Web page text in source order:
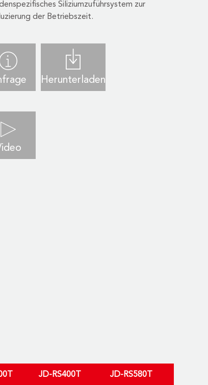
Siliziumzuführsystem zur
der Betriebszeit.
Herunterladen
JD-RS400T JD-RS580T